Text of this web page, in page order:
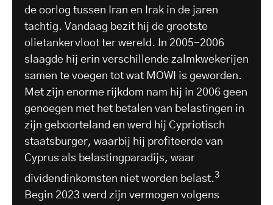
de oorlog tussen Iran en Irak in de jaren
tachtig. Vandaag bezit hij de grootste
olietankervloot ter wereld. In 2005-2006
slaagde hij erin verschillende zalmkwekerijen
samen te voegen tot wat MOWI is geworden.
Met zijn enorme rijkdom nam hij in 2006 geen
genoegen met het betalen van belastingen in
zijn geboorteland en werd hij Cypriotisch
staatsburger, waarbij hij profiteerde van
Cyprus als belastingparadijs, waar
dividendinkomsten niet worden belast.3
Begin 2023 werd zijn vermogen volgens